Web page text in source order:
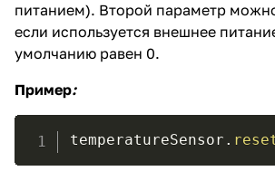
питанием). Второй параметр
если используется внешнее
умолчанию равен 0.
Пример:
temperatureSensor .